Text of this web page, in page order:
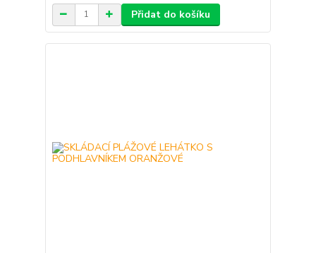
Přidat do košíku